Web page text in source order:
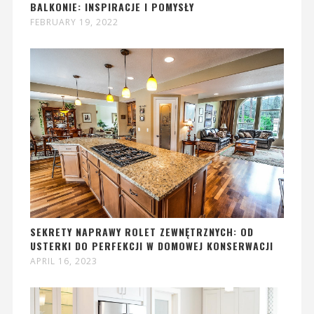
BALKONIE: INSPIRACJE I POMYSŁY
FEBRUARY 19, 2022
SEKRETY NAPRAWY ROLET ZEWNĘTRZNYCH: OD
USTERKI DO PERFEKCJI W DOMOWEJ KONSERWACJI
APRIL 16, 2023